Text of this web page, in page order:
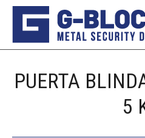
PUERTA
5